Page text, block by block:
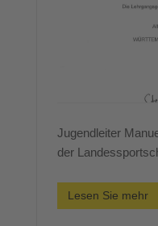
Jugendleiter
der
Lesen Sie mehr